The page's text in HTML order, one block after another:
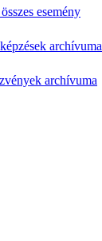
esemény
archívuma
archívuma